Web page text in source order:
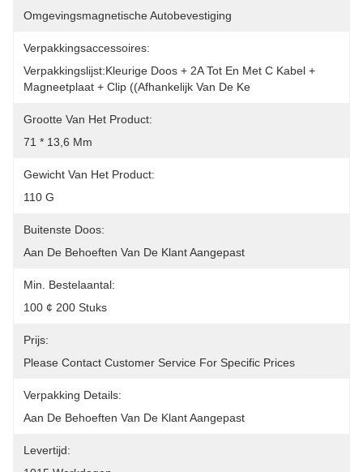
Omgevingsmagnetische Autobevestiging
Verpakkingsaccessoires:
Verpakkingslijst:Kleurige Doos + 2A Tot En Met C Kabel +
Magneetplaat + Clip ((afhankelijk Van De Ke
Grootte Van Het Product:
71 * 13,6 Mm
Gewicht Van Het Product:
110 G
Buitenste Doos:
Aan De Behoeften Van De Klant Aangepast
Min. Bestelaantal:
100 ¢ 200 Stuks
Prijs:
Please Contact Customer Service For Specific Prices
Verpakking Details:
Aan De Behoeften Van De Klant Aangepast
Levertijd: